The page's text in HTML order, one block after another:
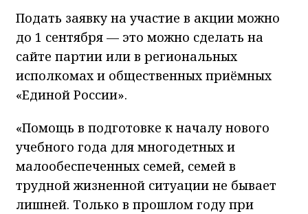
Подать заявку на участие в акции можно
до 1 сентября — это можно сделать на
сайте партии или в региональных
исполкомах и общественных приёмных
«Единой России».
«Помощь в подготовке к началу нового
учебного года для многодетных и
малообеспеченных семей, семей в
трудной жизненной ситуации не бывает
лишней. Только в прошлом году при